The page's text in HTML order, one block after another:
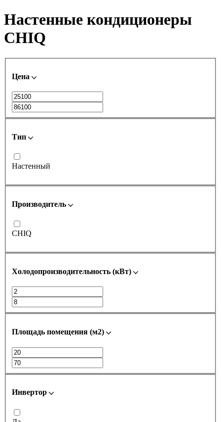
Настенные кондиционеры
CHIQ
Цена
Тип
Настенный
Производитель
CHIQ
Холодопроизводительность (кВт)
Площадь помещения (м2)
Инвертор